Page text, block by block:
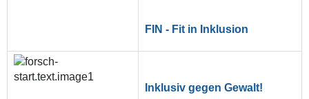
FIN - Fit in Inklusion
Inklusiv gegen Gewalt!